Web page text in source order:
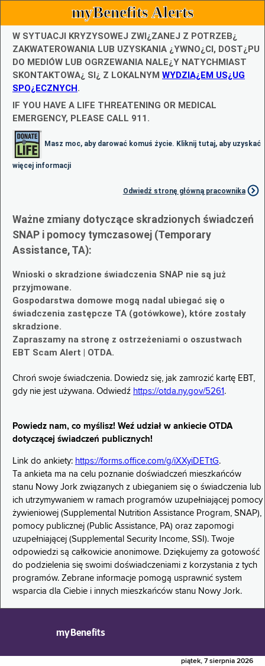
myBenefits Alerts
W SYTUACJI KRYZYSOWEJ ZWI¿ZANEJ Z POTRZEB¿
ZAKWATEROWANIA LUB UZYSKANIA ¿YWNO¿CI, DOST¿PU
DO MEDIÓW LUB OGRZEWANIA NALE¿Y NATYCHMIAST
SKONTAKTOWA¿ SI¿ Z LOKALNYM WYDZIA¿EM US¿UG
SPO¿ECZNYCH.
IF YOU HAVE A LIFE THREATENING OR MEDICAL
EMERGENCY, PLEASE CALL 911.
Masz moc, aby darować komuś życie. Kliknij tutaj, aby uzyskać
więcej informacji
Odwiedź stronę główną pracownika
Ważne zmiany dotyczące skradzionych świadczeń
SNAP i pomocy tymczasowej (Temporary
Assistance, TA):
Wnioski o skradzione świadczenia SNAP nie są już
przyjmowane.
Gospodarstwa domowe mogą nadal ubiegać się o
świadczenia zastępcze TA (gotówkowe), które zostały
skradzione.
Zapraszamy na stronę z ostrzeżeniami o oszustwach
EBT Scam Alert | OTDA.
Chroń swoje świadczenia. Dowiedz się, jak zamrozić kartę EBT,
gdy nie jest używana. Odwiedź https://otda.ny.gov/5261 .
Powiedz nam, co myślisz! Weź udział w ankiecie OTDA
dotyczącej świadczeń publicznych!
Link do ankiety: https://forms.office.com/g/iXXyiDETtG.
Ta ankieta ma na celu poznanie doświadczeń mieszkańców
stanu Nowy Jork związanych z ubieganiem się o świadczenia lub
ich utrzymywaniem w ramach programów uzupełniającej pomocy
żywieniowej (Supplemental Nutrition Assistance Program, SNAP),
pomocy publicznej (Public Assistance, PA) oraz zapomogi
uzupełniającej (Supplemental Security Income, SSI). Twoje
odpowiedzi są całkowicie anonimowe. Dziękujemy za gotowość
do podzielenia się swoimi doświadczeniami z korzystania z tych
programów. Zebrane informacje pomogą usprawnić system
wsparcia dla Ciebie i innych mieszkańców stanu Nowy Jork.
myBenefits
piątek, 7 sierpnia 2026